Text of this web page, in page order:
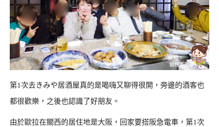
第1次去きみや居酒屋真的是喝嗨又聊得很開，旁邊的酒客也
都很歡樂，之後也認識了好朋友。
由於歐拉在關西的居住地是大阪，回家要搭阪急電車，第1次